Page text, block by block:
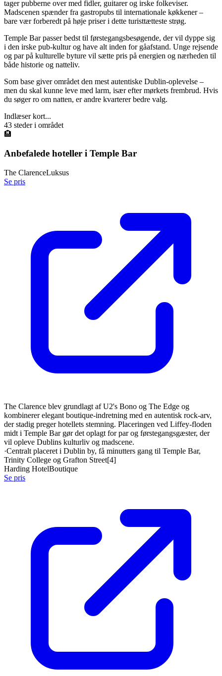
tager pubberne over med fidler, guitarer og irske folkeviser.
Madscenen spænder fra gastropubs til internationale køkkener –
bare vær forberedt på høje priser i dette turisttætteste strøg.
Temple Bar passer bedst til førstegangsbesøgende, der vil dyppe sig
i den irske pub-kultur og have alt inden for gåafstand. Unge rejsende
og par på kulturelle byture vil sætte pris på energien og nærheden til
både historie og natteliv.
Som base giver området den mest autentiske Dublin-oplevelse –
men du skal kunne leve med larm, især efter mørkets frembrud. Hvis
du søger ro om natten, er andre kvarterer bedre valg.
Indlæser kort...
43 steder i området
🏨
Anbefalede hoteller i Temple Bar
The ClarenceLuksus
Se pris
The Clarence blev grundlagt af U2's Bono og The Edge og
kombinerer elegant boutique-indretning med en autentisk rock-arv,
der stadig preger hotellets stemning. Placeringen ved Liffey-floden
midt i Temple Bar gør det oplagt for par og førstegangsgæster, der
vil opleve Dublins kulturliv og madscene.
·Centralt placeret i Dublin by, få minutters gang til Temple Bar,
Trinity College og Grafton Street[4]
Harding HotelBoutique
Se pris